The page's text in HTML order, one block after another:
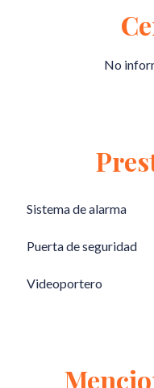
No
Sistema de alarma
Puerta de seguridad
Videoportero